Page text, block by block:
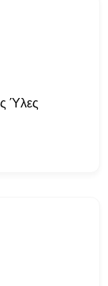
Ύλες